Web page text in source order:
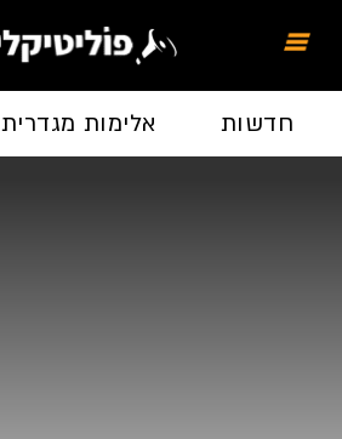
חדשות אלימות מגדרית